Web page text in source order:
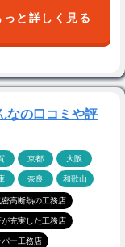
っと詳しく見る
なの口コミや評
京都 大阪
奈良 和歌山
密高断熱の工務店
が充実した工務店
パー工務店